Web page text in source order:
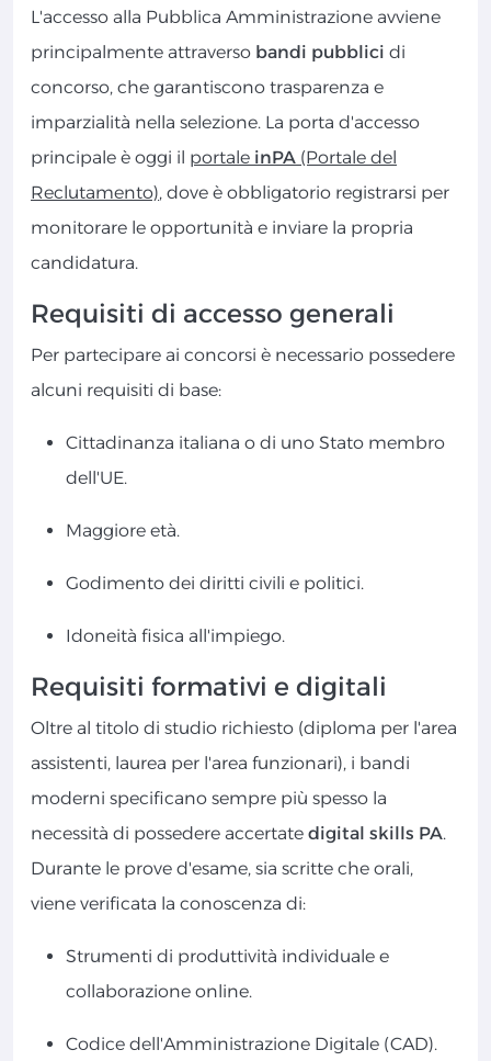
L'accesso alla Pubblica Amministrazione avviene
principalmente attraverso bandi pubblici di
concorso, che garantiscono trasparenza e
imparzialità nella selezione. La porta d'accesso
principale è oggi il portale inPA (Portale del
Reclutamento), dove è obbligatorio registrarsi per
monitorare le opportunità e inviare la propria
candidatura.
Requisiti di accesso generali
Per partecipare ai concorsi è necessario possedere
alcuni requisiti di base:
Cittadinanza italiana o di uno Stato membro
dell'UE.
Maggiore età.
Godimento dei diritti civili e politici.
Idoneità fisica all'impiego.
Requisiti formativi e digitali
Oltre al titolo di studio richiesto (diploma per l'area
assistenti, laurea per l'area funzionari), i bandi
moderni specificano sempre più spesso la
necessità di possedere accertate digital skills PA.
Durante le prove d'esame, sia scritte che orali,
viene verificata la conoscenza di:
Strumenti di produttività individuale e
collaborazione online.
Codice dell'Amministrazione Digitale (CAD).